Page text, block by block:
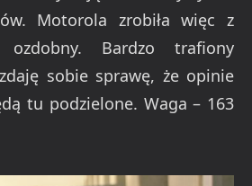
Motorola zrobiła więc z
Bardzo trafiony
sobie sprawę, że opinie
tu podzielone. Waga – 163